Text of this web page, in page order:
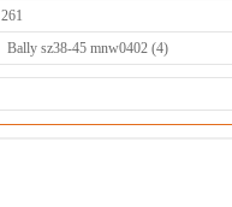
261
Bally sz38-45 mnw0402 (4)